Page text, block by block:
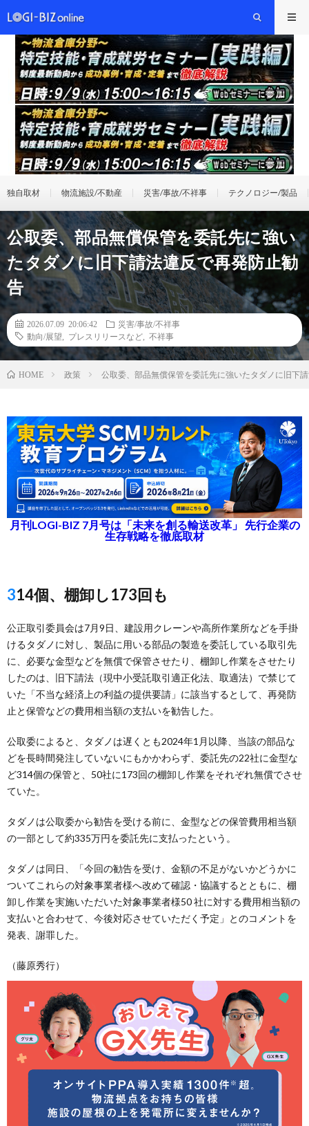
独自取材 物流施設/不動産 災害/事故/不祥事 テクノロジー/製品
公取委、部品無償保管を委託先に強い
たタダノに旧下請法違反で再発防止勧
告
2026.07.09 20:06:42
災害/事故/不祥事
動向/展望
プレスリリースなど 不祥事
HOME 政策 公取委、部品無償保管を委託先に強いたタダノに旧下
月刊LOGI-BIZ 7月号は「未来を創る輸送改革」 先行企業の
生存戦略を徹底取材
314個、棚卸し173回も
公正取引委員会は7月9日、建設用クレーンや高所作業所などを手掛
けるタダノに対し、製品に用いる部品の製造を委託している取引先
に、必要な金型などを無償で保管させたり、棚卸し作業をさせたり
したのは、旧下請法（現中小受託取引適正化法、取適法）で禁じて
いた「不当な経済上の利益の提供要請」に該当するとして、再発防
止と保管などの費用相当額の支払いを勧告した。
公取委によると、タダノは遅くとも2024年1月以降、当該の部品な
どを長時間発注していないにもかかわらず、委託先の22社に金型な
ど314個の保管と、50社に173回の棚卸し作業をそれぞれ無償でさせ
ていた。
タダノは公取委から勧告を受ける前に、金型などの保管費用相当額
の一部として約335万円を委託先に支払ったという。
タダノは同日、「今回の勧告を受け、金額の不足がないかどうかに
ついてこれらの対象事業者様へ改めて確認・協議するとともに、棚
卸し作業を実施いただいた対象事業者様50 社に対する費用相当額の
支払いと合わせて、今後対応させていただく予定」とのコメントを
発表、謝罪した。
（藤原秀行）